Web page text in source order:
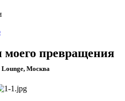
моего превращения
Lounge, Москва